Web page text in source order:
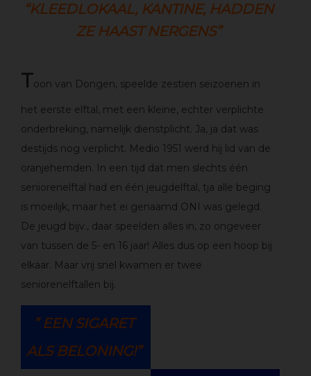
“KLEEDLOKAAL, KANTINE, HADDEN
ZE HAAST NERGENS”
Toon van Dongen, speelde zestien seizoenen in
het eerste elftal, met een kleine, echter verplichte
onderbreking, namelijk dienstplicht. Ja, ja dat was
destijds nog verplicht. Medio 1951 werd hij lid van de
oranjehemden. In een tijd dat men slechts één
seniorenelftal had en één jeugdelftal, tja alle beging
is moeilijk, maar het ei genaamd ONI was gelegd.
De jeugd bijv., daar speelden alles in, zo ongeveer
van tussen de 5- en 16 jaar! Alles dus op een hoop bij
elkaar. Maar vrij snel kwamen er twee
seniorenelftallen bij.
” EEN SIGARET
ALS BELONING!”